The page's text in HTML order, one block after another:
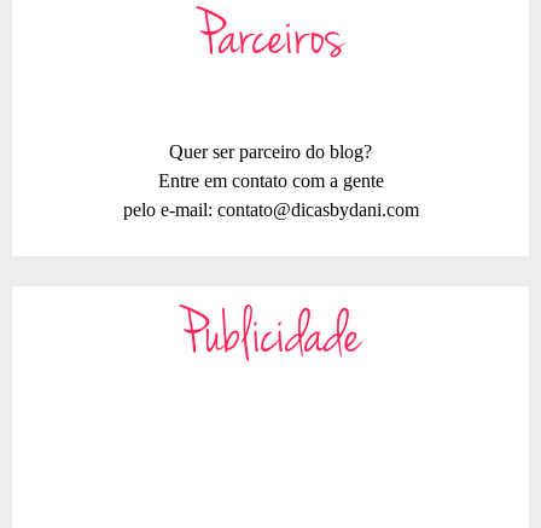
Parceiros
Quer ser parceiro do blog?
Entre em contato com a gente
pelo e-mail: contato@dicasbydani.com
Publicidade